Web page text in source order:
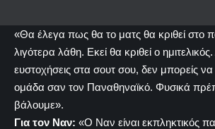
«Θα έλεγα πως θα το ματς θα κριθεί στο
λιγότερα λάθη. Εκεί θα κριθεί ο
ευστοχήσεις στα σουτ σου, δεν μπορείς να
ομάδα σαν τον Παναθηναϊκό. Φυσικά
βάλουμε».
Για τον Ναν: «Ο Ναν είναι εκπληκτικός